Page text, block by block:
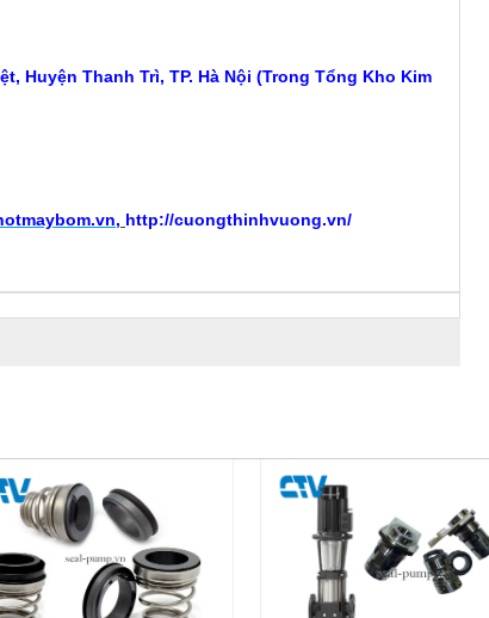
Huyện Thanh Trì, TP. Hà Nội (Trong Tổng Kho Kim
, http://cuongthinhvuong.vn/